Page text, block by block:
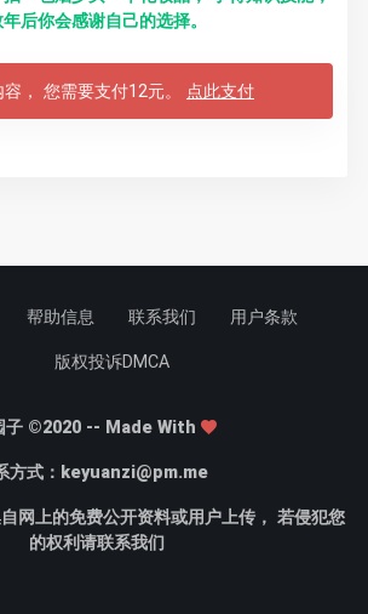
后你会感谢自己的选择。
， 您需要支付12元。 点此支付
帮助信息 联系我们 用户条款
版权投诉DMCA
子 ©2020 -- Made With
方式： keyuanzi@pm.me
网上的免费公开资料或用户上传， 若侵犯您
的权利请联系我们